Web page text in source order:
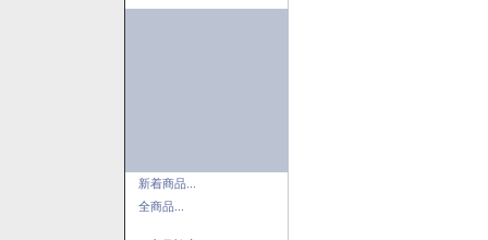
新着商品...
全商品...